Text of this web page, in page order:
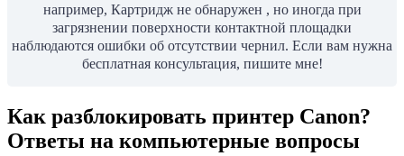
например, Картридж не обнаружен , но иногда при
загрязнении поверхности контактной площадки
наблюдаются ошибки об отсутствии чернил. Если вам нужна
бесплатная консультация, пишите мне!
Как разблокировать принтер Canon?
Ответы на компьютерные вопросы